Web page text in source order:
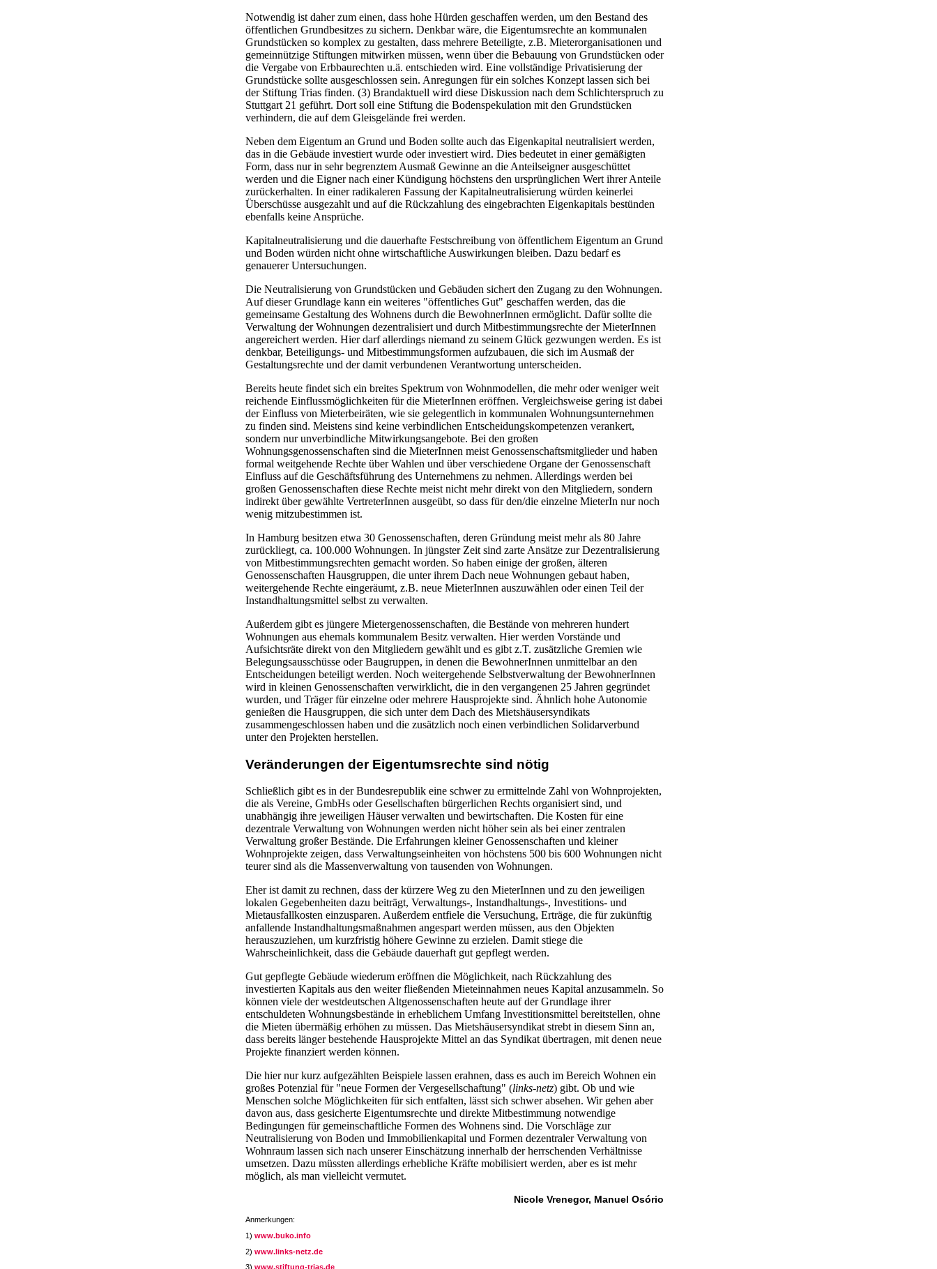
Notwendig ist daher zum einen, dass hohe Hürden geschaffen werden, um den Bestand des
öffentlichen Grundbesitzes zu sichern. Denkbar wäre, die Eigentumsrechte an kommunalen
Grundstücken so komplex zu gestalten, dass mehrere Beteiligte, z.B. Mieterorganisationen und
gemeinnützige Stiftungen mitwirken müssen, wenn über die Bebauung von Grundstücken oder
die Vergabe von Erbbaurechten u.ä. entschieden wird. Eine vollständige Privatisierung der
Grundstücke sollte ausgeschlossen sein. Anregungen für ein solches Konzept lassen sich bei
der Stiftung Trias finden. (3) Brandaktuell wird diese Diskussion nach dem Schlichterspruch zu
Stuttgart 21 geführt. Dort soll eine Stiftung die Bodenspekulation mit den Grundstücken
verhindern, die auf dem Gleisgelände frei werden.
Neben dem Eigentum an Grund und Boden sollte auch das Eigenkapital neutralisiert werden,
das in die Gebäude investiert wurde oder investiert wird. Dies bedeutet in einer gemäßigten
Form, dass nur in sehr begrenztem Ausmaß Gewinne an die Anteilseigner ausgeschüttet
werden und die Eigner nach einer Kündigung höchstens den ursprünglichen Wert ihrer Anteile
zurückerhalten. In einer radikaleren Fassung der Kapitalneutralisierung würden keinerlei
Überschüsse ausgezahlt und auf die Rückzahlung des eingebrachten Eigenkapitals bestünden
ebenfalls keine Ansprüche.
Kapitalneutralisierung und die dauerhafte Festschreibung von öffentlichem Eigentum an Grund
und Boden würden nicht ohne wirtschaftliche Auswirkungen bleiben. Dazu bedarf es
genauerer Untersuchungen.
Die Neutralisierung von Grundstücken und Gebäuden sichert den Zugang zu den Wohnungen.
Auf dieser Grundlage kann ein weiteres "öffentliches Gut" geschaffen werden, das die
gemeinsame Gestaltung des Wohnens durch die BewohnerInnen ermöglicht. Dafür sollte die
Verwaltung der Wohnungen dezentralisiert und durch Mitbestimmungsrechte der MieterInnen
angereichert werden. Hier darf allerdings niemand zu seinem Glück gezwungen werden. Es ist
denkbar, Beteiligungs- und Mitbestimmungsformen aufzubauen, die sich im Ausmaß der
Gestaltungsrechte und der damit verbundenen Verantwortung unterscheiden.
Bereits heute findet sich ein breites Spektrum von Wohnmodellen, die mehr oder weniger weit
reichende Einflussmöglichkeiten für die MieterInnen eröffnen. Vergleichsweise gering ist dabei
der Einfluss von Mieterbeiräten, wie sie gelegentlich in kommunalen Wohnungsunternehmen
zu finden sind. Meistens sind keine verbindlichen Entscheidungskompetenzen verankert,
sondern nur unverbindliche Mitwirkungsangebote. Bei den großen
Wohnungsgenossenschaften sind die MieterInnen meist Genossenschaftsmitglieder und haben
formal weitgehende Rechte über Wahlen und über verschiedene Organe der Genossenschaft
Einfluss auf die Geschäftsführung des Unternehmens zu nehmen. Allerdings werden bei
großen Genossenschaften diese Rechte meist nicht mehr direkt von den Mitgliedern, sondern
indirekt über gewählte VertreterInnen ausgeübt, so dass für den/die einzelne MieterIn nur noch
wenig mitzubestimmen ist.
In Hamburg besitzen etwa 30 Genossenschaften, deren Gründung meist mehr als 80 Jahre
zurückliegt, ca. 100.000 Wohnungen. In jüngster Zeit sind zarte Ansätze zur Dezentralisierung
von Mitbestimmungsrechten gemacht worden. So haben einige der großen, älteren
Genossenschaften Hausgruppen, die unter ihrem Dach neue Wohnungen gebaut haben,
weitergehende Rechte eingeräumt, z.B. neue MieterInnen auszuwählen oder einen Teil der
Instandhaltungsmittel selbst zu verwalten.
Außerdem gibt es jüngere Mietergenossenschaften, die Bestände von mehreren hundert
Wohnungen aus ehemals kommunalem Besitz verwalten. Hier werden Vorstände und
Aufsichtsräte direkt von den Mitgliedern gewählt und es gibt z.T. zusätzliche Gremien wie
Belegungsausschüsse oder Baugruppen, in denen die BewohnerInnen unmittelbar an den
Entscheidungen beteiligt werden. Noch weitergehende Selbstverwaltung der BewohnerInnen
wird in kleinen Genossenschaften verwirklicht, die in den vergangenen 25 Jahren gegründet
wurden, und Träger für einzelne oder mehrere Hausprojekte sind. Ähnlich hohe Autonomie
genießen die Hausgruppen, die sich unter dem Dach des Mietshäusersyndikats
zusammengeschlossen haben und die zusätzlich noch einen verbindlichen Solidarverbund
unter den Projekten herstellen.
Veränderungen der Eigentumsrechte sind nötig
Schließlich gibt es in der Bundesrepublik eine schwer zu ermittelnde Zahl von Wohnprojekten,
die als Vereine, GmbHs oder Gesellschaften bürgerlichen Rechts organisiert sind, und
unabhängig ihre jeweiligen Häuser verwalten und bewirtschaften. Die Kosten für eine
dezentrale Verwaltung von Wohnungen werden nicht höher sein als bei einer zentralen
Verwaltung großer Bestände. Die Erfahrungen kleiner Genossenschaften und kleiner
Wohnprojekte zeigen, dass Verwaltungseinheiten von höchstens 500 bis 600 Wohnungen nicht
teurer sind als die Massenverwaltung von tausenden von Wohnungen.
Eher ist damit zu rechnen, dass der kürzere Weg zu den MieterInnen und zu den jeweiligen
lokalen Gegebenheiten dazu beiträgt, Verwaltungs-, Instandhaltungs-, Investitions- und
Mietausfallkosten einzusparen. Außerdem entfiele die Versuchung, Erträge, die für zukünftig
anfallende Instandhaltungsmaßnahmen angespart werden müssen, aus den Objekten
herauszuziehen, um kurzfristig höhere Gewinne zu erzielen. Damit stiege die
Wahrscheinlichkeit, dass die Gebäude dauerhaft gut gepflegt werden.
Gut gepflegte Gebäude wiederum eröffnen die Möglichkeit, nach Rückzahlung des
investierten Kapitals aus den weiter fließenden Mieteinnahmen neues Kapital anzusammeln. So
können viele der westdeutschen Altgenossenschaften heute auf der Grundlage ihrer
entschuldeten Wohnungsbestände in erheblichem Umfang Investitionsmittel bereitstellen, ohne
die Mieten übermäßig erhöhen zu müssen. Das Mietshäusersyndikat strebt in diesem Sinn an,
dass bereits länger bestehende Hausprojekte Mittel an das Syndikat übertragen, mit denen neue
Projekte finanziert werden können.
Die hier nur kurz aufgezählten Beispiele lassen erahnen, dass es auch im Bereich Wohnen ein
großes Potenzial für "neue Formen der Vergesellschaftung" (links-netz) gibt. Ob und wie
Menschen solche Möglichkeiten für sich entfalten, lässt sich schwer absehen. Wir gehen aber
davon aus, dass gesicherte Eigentumsrechte und direkte Mitbestimmung notwendige
Bedingungen für gemeinschaftliche Formen des Wohnens sind. Die Vorschläge zur
Neutralisierung von Boden und Immobilienkapital und Formen dezentraler Verwaltung von
Wohnraum lassen sich nach unserer Einschätzung innerhalb der herrschenden Verhältnisse
umsetzen. Dazu müssten allerdings erhebliche Kräfte mobilisiert werden, aber es ist mehr
möglich, als man vielleicht vermutet.
Nicole Vrenegor, Manuel Osório
Anmerkungen:
1) www.buko.info
2) www.links-netz.de
3) www.stiftung-trias.de